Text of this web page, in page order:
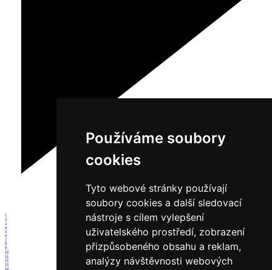
Používáme soubory
cookies
Tyto webové stránky používají
soubory cookies a další sledovací
nástroje s cílem vylepšení
uživatelského prostředí, zobrazení
přizpůsobeného obsahu a reklam,
analýzy návštěvnosti webových
1
2
3
4
5
6
7
8
9
10
11
12
13
14